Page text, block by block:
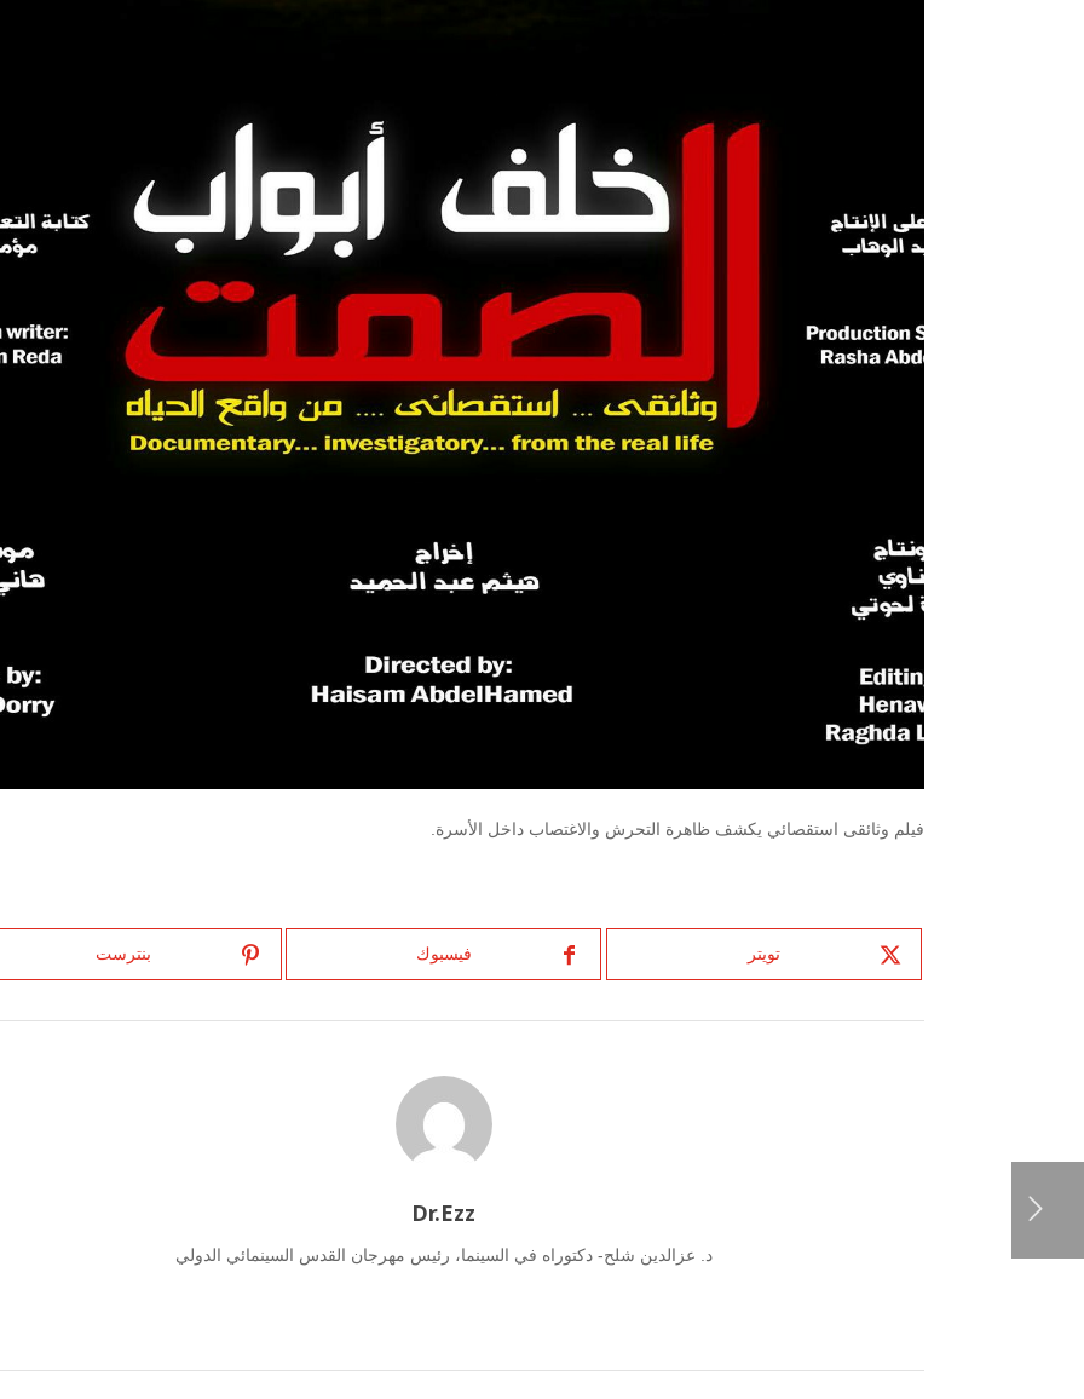
فيلم وثائقى استقصائي يكشف ظاهرة التحرش والاغتصاب داخل الأسرة.
تويتر فيسبوك بنترست
Dr.Ezz
د. عزالدين شلح- دكتوراه في السينما، رئيس مهرجان القدس السينمائي الدولي